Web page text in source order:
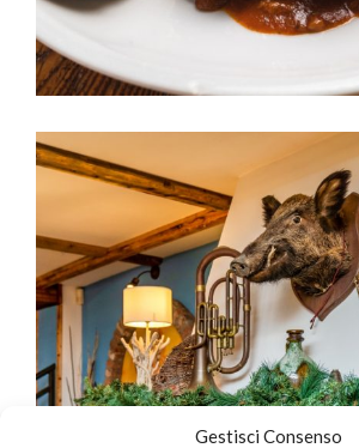
Gestisci Consenso